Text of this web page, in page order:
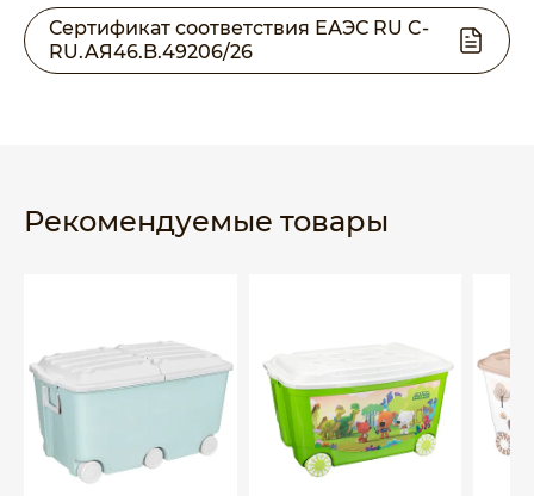
Сертификат соответствия ЕАЭС RU C-
RU.AЯ46.B.49206/26
Рекомендуемые товары